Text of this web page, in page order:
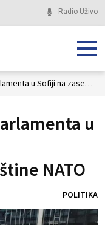
Radio Uživo
Delegacija srpskog parlamenta u Sofiji na zasedanju Parlamentarne skupštine NATO
u
NATO
POLITIKA